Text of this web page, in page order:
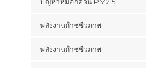
พลังงานก๊าซชีวภาพ
พลังงานก๊าซชีวภาพ